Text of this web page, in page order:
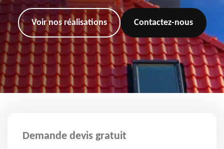
Voir nos réalisations Contactez-nous
Demande devis gratuit